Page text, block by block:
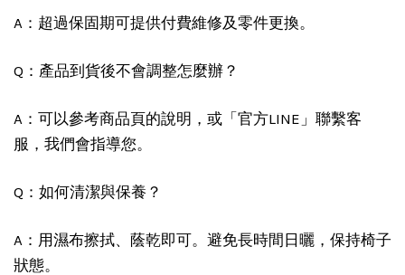
A：超過保固期可提供付費維修及零件更換。
Q：產品到貨後不會調整怎麼辦？
A：可以參考商品頁的說明，或「官方LINE」聯繫客
服，我們會指導您。
Q：如何清潔與保養？
A：用濕布擦拭、蔭乾即可。避免長時間日曬，保持椅子
狀態。